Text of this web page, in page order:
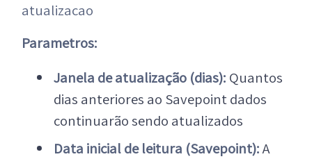
atualizacao
Parametros:
Janela de atualização (dias): Quantos
dias anteriores ao Savepoint dados
continuarão sendo atualizados
Data inicial de leitura (Savepoint):A